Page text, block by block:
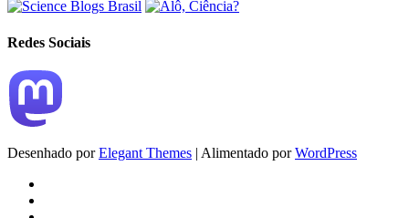
Redes Sociais
Desenhado porElegant Themes | Alimentado porWordPress